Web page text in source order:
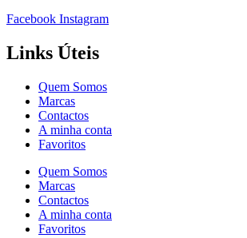
Facebook Instagram
Links Úteis
Quem Somos
Marcas
Contactos
A minha conta
Favoritos
Quem Somos
Marcas
Contactos
A minha conta
Favoritos